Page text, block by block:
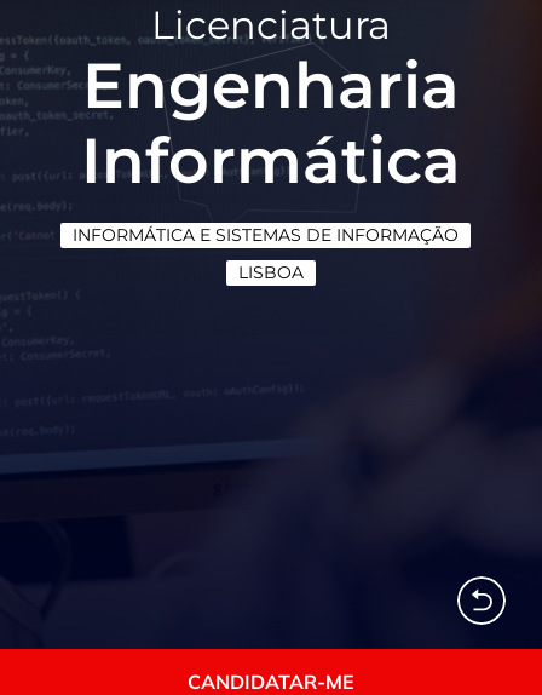
Licenciatura
Engenharia
Informática
INFORMÁTICA E SISTEMAS DE INFORMAÇÃO
LISBOA
CANDIDATAR-ME